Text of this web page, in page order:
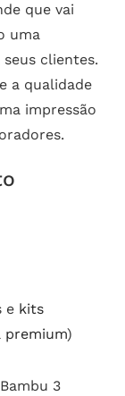
que vai
uma
clientes.
a qualidade
impressão
e kits
premium)
3